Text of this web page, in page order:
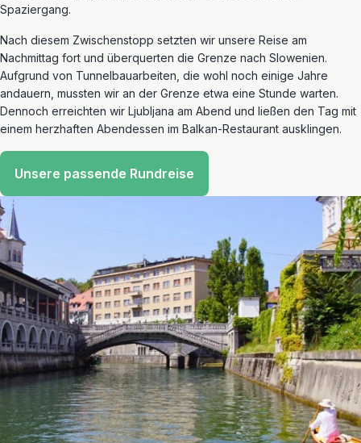
Spaziergang.
Nach diesem Zwischenstopp setzten wir unsere Reise am
Nachmittag fort und überquerten die Grenze nach Slowenien.
Aufgrund von Tunnelbauarbeiten, die wohl noch einige Jahre
andauern, mussten wir an der Grenze etwa eine Stunde warten.
Dennoch erreichten wir Ljubljana am Abend und ließen den Tag mit
einem herzhaften Abendessen im Balkan-Restaurant ausklingen.
Unsere passende Rundreise